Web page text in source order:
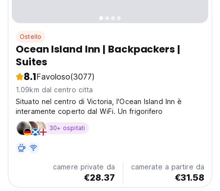
Ostello
Ocean Island Inn | Backpackers |
Suites
8.1Favoloso(3077)
1.09km dal centro citta
Situato nel centro di Victoria, l'Ocean Island Inn è
interamente coperto dal WiFi. Un frigorifero
30+ ospitati
camere private da
€28.37
camerate a partire da
€31.58